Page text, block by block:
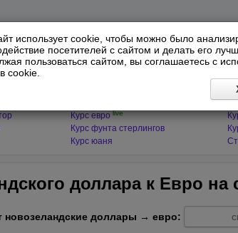
использует cookie, чтобы можно было
посетителей с сайтом и делать его
пользоваться сайтом, вы соглашаетесь с
cookie.
Курс евро live
Курс фунта стерлингов
Курс юаня
доллара к Евро на
новозеландские доллары → евро: